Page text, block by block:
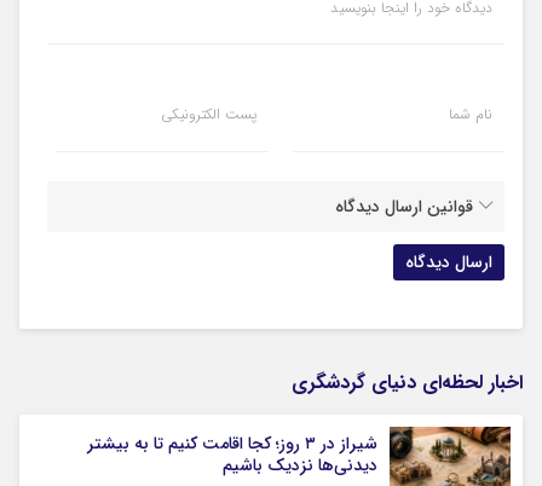
دیدگاه خود را اینجا بنویسید
نام شما پست الکترونیکی
قوانین ارسال دیدگاه
اخبار لحظه‌ای دنیای گردشگری
شیراز در ۳ روز؛ کجا اقامت کنیم تا به بیشتر
دیدنی‌ها نزدیک باشیم